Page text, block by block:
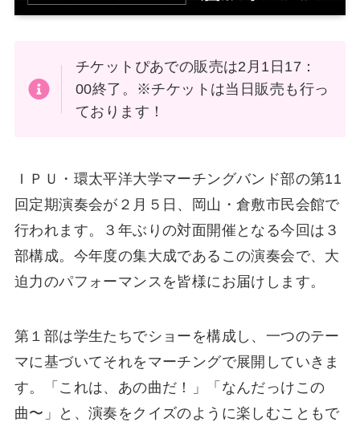
チケットぴあでの販売は2月1日17：
00終了。※チケットは当日販売も行っ
ております！
ＩＰＵ・環太平洋大学マーチングバンド部の第11
回定期演奏会が２月５日、岡山・倉敷市民会館で
行われます。３年ぶりの対面開催となる今回は３
部構成。今年度の集大成であるこの演奏会で、大
迫力のパフォーマンスを皆様にお届けします。
第１部は学生たちでショーを構成し、一つのテー
マに基づいてそれをマーチングで展開していきま
す。「これは、あの曲だ！」「なんだっけこの
曲〜」と、演奏をクイズのように楽しむこともで